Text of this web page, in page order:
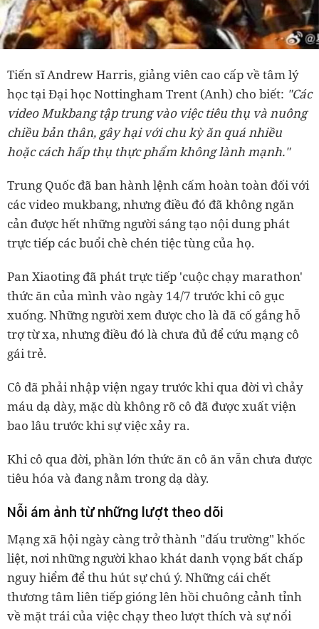
Tiến sĩ Andrew Harris, giảng viên cao cấp về tâm lý
học tại Đại học Nottingham Trent (Anh) cho biết: "Các
video Mukbang tập trung vào việc tiêu thụ và nuông
chiều bản thân, gây hại với chu kỳ ăn quá nhiều
hoặc cách hấp thụ thực phẩm không lành mạnh."
Trung Quốc đã ban hành lệnh cấm hoàn toàn đối với
các video mukbang, nhưng điều đó đã không ngăn
cản được hết những người sáng tạo nội dung phát
trực tiếp các buổi chè chén tiệc tùng của họ.
Pan Xiaoting đã phát trực tiếp 'cuộc chạy marathon'
thức ăn của mình vào ngày 14/7 trước khi cô gục
xuống. Những người xem được cho là đã cố gắng hỗ
trợ từ xa, nhưng điều đó là chưa đủ để cứu mạng cô
gái trẻ.
Cô đã phải nhập viện ngay trước khi qua đời vì chảy
máu dạ dày, mặc dù không rõ cô đã được xuất viện
bao lâu trước khi sự việc xảy ra.
Khi cô qua đời, phần lớn thức ăn cô ăn vẫn chưa được
tiêu hóa và đang nằm trong dạ dày.
Nỗi ám ảnh từ những lượt theo dõi
Mạng xã hội ngày càng trở thành "đấu trường" khốc
liệt, nơi những người khao khát danh vọng bất chấp
nguy hiểm để thu hút sự chú ý. Những cái chết
thương tâm liên tiếp gióng lên hồi chuông cảnh tỉnh
về mặt trái của việc chạy theo lượt thích và sự nổi